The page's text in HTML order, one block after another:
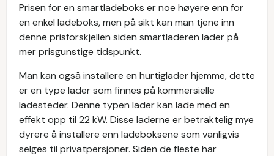
Prisen for en smartladeboks er noe høyere enn for
en enkel ladeboks, men på sikt kan man tjene inn
denne prisforskjellen siden smartladeren lader på
mer prisgunstige tidspunkt.
Man kan også installere en hurtiglader hjemme, dette
er en type lader som finnes på kommersielle
ladesteder. Denne typen lader kan lade med en
effekt opp til 22 kW. Disse laderne er betraktelig mye
dyrere å installere enn ladeboksene som vanligvis
selges til privatpersjoner. Siden de fleste har